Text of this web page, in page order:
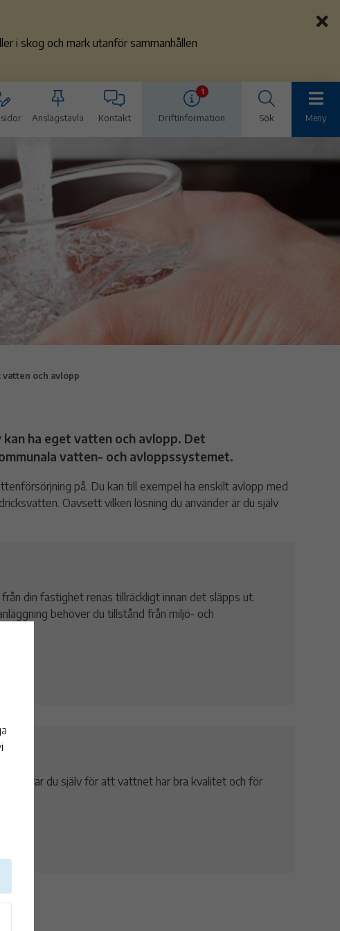
i skog och mark utanför sammanhållen
Anslagstavla Kontakt
1
Driftinformation Sök Meny
vatten och avlopp
ha eget vatten och avlopp. Det
vatten- och avloppssystemet.
på. Du kan till exempel ha enskilt avlopp med
Oavsett vilken lösning du använder är du själv
din fastighet renas tillräckligt innan det släpps ut.
behöver du tillstånd från miljö- och
du själv för att vattnet har bra kvalitet och för